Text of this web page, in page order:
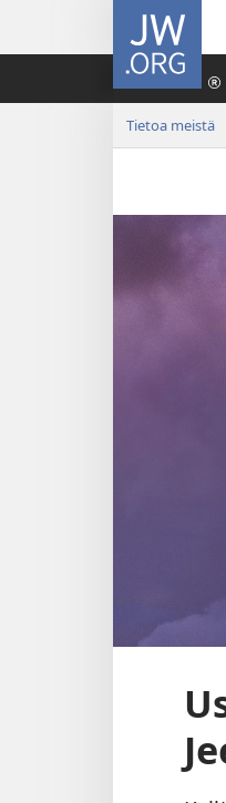
JW.ORG
Tietoa meistä